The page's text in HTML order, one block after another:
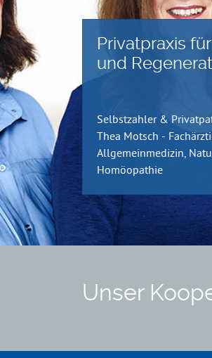
Privatpraxis
und
Selbstzahler &
Thea Motsch -
Allgemeinmedizin,
Homöopathie
Unser